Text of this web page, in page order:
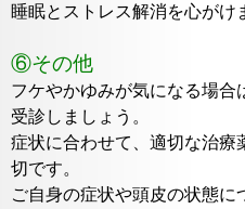
睡眠とストレス解消を心がけ
⑥その他
フケやかゆみが気になる場合
受診しましょう。
症状に合わせて、適切な治療
切です。
ご自身の症状や頭皮の状態